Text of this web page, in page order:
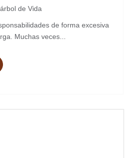
de Vida
de forma excesiva
Muchas veces...